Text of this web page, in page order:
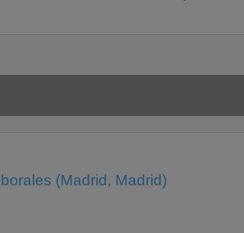
(Madrid, Madrid)